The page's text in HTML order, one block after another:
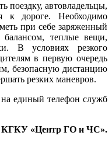
поездку, автовладельцы,
к дороге. Необходимо
при себе заряженный
теплые вещи,
В условиях резкого
в первую очередь
безопасную дистанцию
резких маневров.
единый телефон служб
КГКУ «Центр ГО и ЧС».